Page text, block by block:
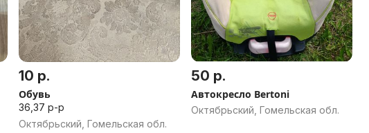
10 р.
Обувь
36,37 р-р
Октябрьский, Гомельская обл.
50 р.
Автокресло Bertoni
Октябрьский, Гомельская обл.